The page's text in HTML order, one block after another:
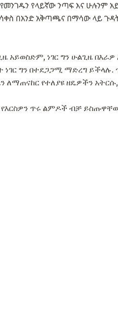
የላይኛው ንጣፍ እና ሁሉንም
በአንድ አቅጣጫና በማሳው ላይ
አይወስድም, ነገር ግን ሁልጊዜ
ነገር ግን በተደጋጋሚ ማድረግ
ለማጠናከር የተለያዩ ዘዴዎችን አትርሱ,
ጥሩ ልምዶች ብቻ